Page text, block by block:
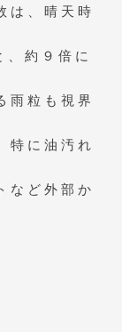
は、晴天時
約９倍に
雨粒も視界
特に油汚れ
など外部か